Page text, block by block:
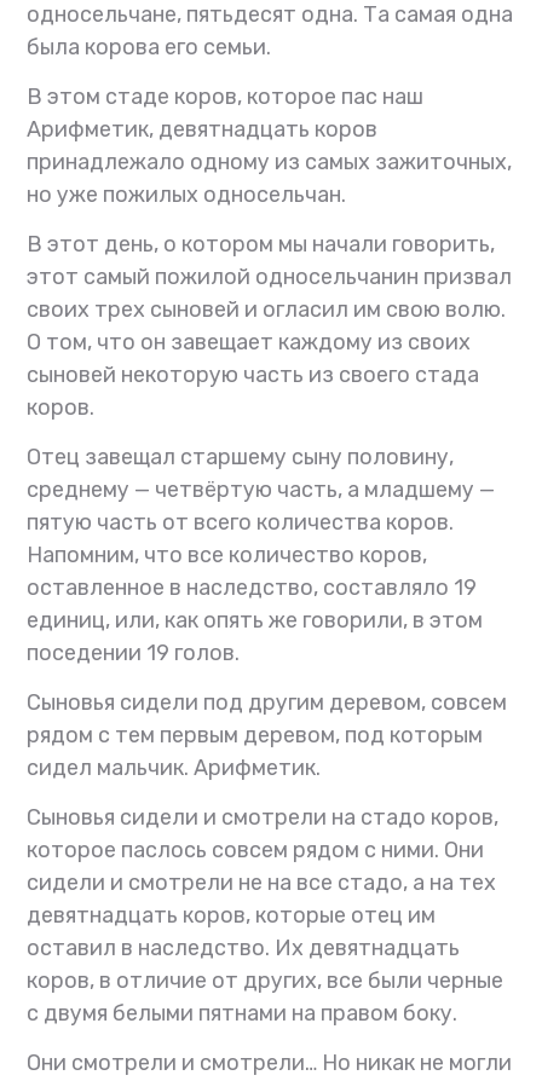
односельчане, пятьдесят одна. Та самая одна
была корова его семьи.
В этом стаде коров, которое пас наш
Арифметик, девятнадцать коров
принадлежало одному из самых зажиточных,
но уже пожилых односельчан.
В этот день, о котором мы начали говорить,
этот самый пожилой односельчанин призвал
своих трех сыновей и огласил им свою волю.
О том, что он завещает каждому из своих
сыновей некоторую часть из своего стада
коров.
Отец завещал старшему сыну половину,
среднему — четвёртую часть, а младшему —
пятую часть от всего количества коров.
Напомним, что все количество коров,
оставленное в наследство, составляло 19
единиц, или, как опять же говорили, в этом
поседении 19 голов.
Сыновья сидели под другим деревом, совсем
рядом с тем первым деревом, под которым
сидел мальчик. Арифметик.
Сыновья сидели и смотрели на стадо коров,
которое паслось совсем рядом с ними. Они
сидели и смотрели не на все стадо, а на тех
девятнадцать коров, которые отец им
оставил в наследство. Их девятнадцать
коров, в отличие от других, все были черные
с двумя белыми пятнами на правом боку.
Они смотрели и смотрели… Но никак не могли